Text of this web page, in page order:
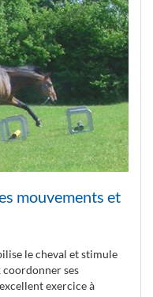
mouvements et
le cheval et stimule
coordonner ses
exercice à